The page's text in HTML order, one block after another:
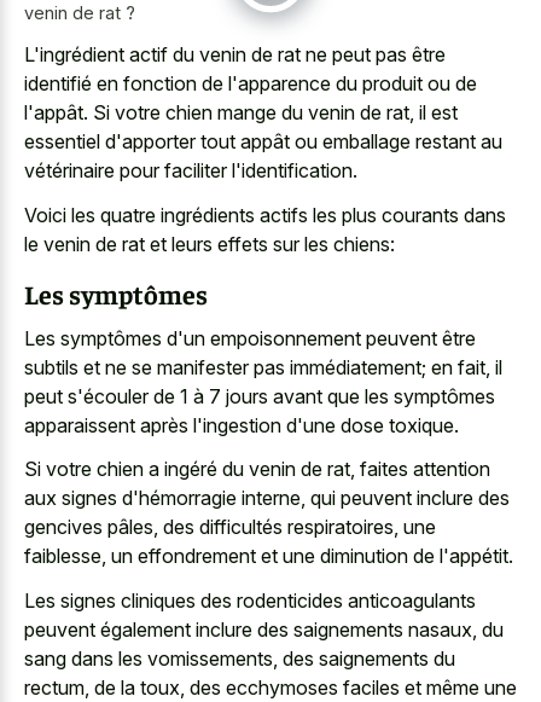
venin de rat ?
L'ingrédient actif du venin de rat ne peut pas être
identifié en fonction de l'apparence du produit ou de
l'appât. Si votre chien mange du venin de rat, il est
essentiel d'apporter tout appât ou emballage restant au
vétérinaire pour faciliter l'identification.
Voici les quatre ingrédients actifs les plus courants dans
le venin de rat et leurs effets sur les chiens:
Les symptômes
Les symptômes d'un empoisonnement peuvent être
subtils et ne se manifester pas immédiatement; en fait, il
peut s'écouler de 1 à 7 jours avant que les symptômes
apparaissent après l'ingestion d'une dose toxique.
Si votre chien a ingéré du venin de rat, faites attention
aux signes d'hémorragie interne, qui peuvent inclure des
gencives pâles, des difficultés respiratoires, une
faiblesse, un effondrement et une diminution de l'appétit.
Les signes cliniques des rodenticides anticoagulants
peuvent également inclure des saignements nasaux, du
sang dans les vomissements, des saignements du
rectum, de la toux, des ecchymoses faciles et même une